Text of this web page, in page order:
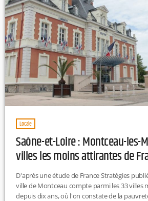
Locale
Saône-et-Loire : Montceau-les-
villes les moins attirantes de
D'après une étude de France Stratégies
ville de Montceau compte parmi les 33 villes
depuis dix ans, où l'on constate de la